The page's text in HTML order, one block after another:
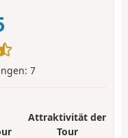
7
Attraktivität der
Tour